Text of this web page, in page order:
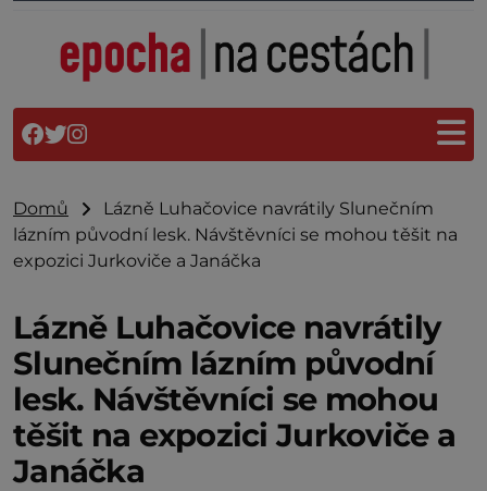
Domů
Lázně Luhačovice navrátily Slunečním
lázním původní lesk. Návštěvníci se mohou těšit na
expozici Jurkoviče a Janáčka
Lázně Luhačovice navrátily
Slunečním lázním původní
lesk. Návštěvníci se mohou
těšit na expozici Jurkoviče a
Janáčka